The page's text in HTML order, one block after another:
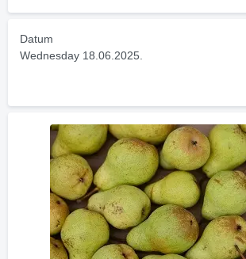
Datum
Wednesday 18.06.2025.